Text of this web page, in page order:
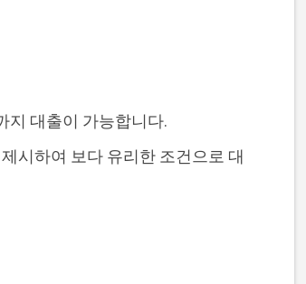
지 대출이 가능합니다.
시하여 보다 유리한 조건으로 대